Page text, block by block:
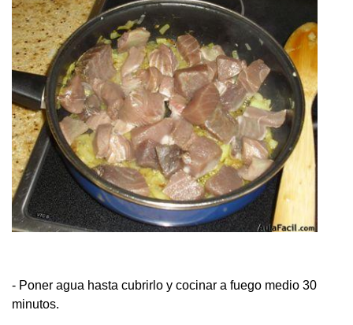
- Poner agua hasta cubrirlo y cocinar a fuego medio 30
minutos.